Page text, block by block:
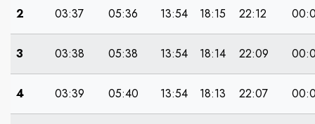
2 03:37 05:36 13:54 18:15 22:12
3 03:38 05:38 13:54 18:14 22:09
4 03:39 05:40 13:54 18:13 22:07